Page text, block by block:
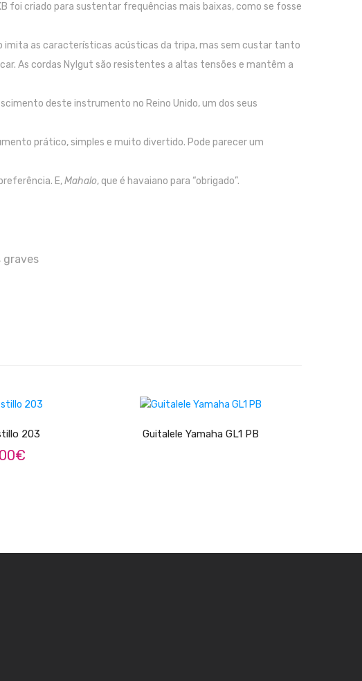
foi criado para sustentar frequências mais baixas, como se fosse
imita as características acústicas da tripa, mas sem custar tanto
As cordas Nylgut são resistentes a altas tensões e mantêm a
deste instrumento no Reino Unido, um dos seus
prático, simples e muito divertido. Pode parecer um
E,Mahalo, que é havaiano para “obrigado”.
graves
203
€
Guitalele Yamaha GL1 PB
LER MAIS